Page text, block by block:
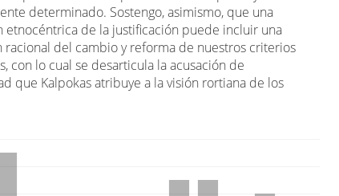
determinado. Sostengo, asimismo, que una
etnocéntrica de la justificación puede incluir una
racional del cambio y reforma de nuestros criterios
con lo cual se desarticula la acusación de
que Kalpokas atribuye a la visión rortiana de los